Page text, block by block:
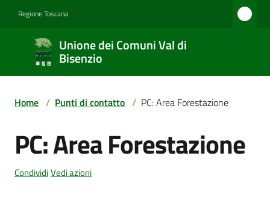
Regione Toscana
Unione dei Comuni Val di
Bisenzio
Unione
dei
Comuni
Val di
Bisenzio
Amministrazione
Home / Punti di contatto / PC: Area Forestazione
Salta al contenuto
PC: Area Forestazione
CondividiVedi azioni